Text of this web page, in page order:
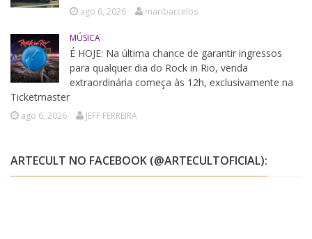
ago 6, 2026 maribarcelos
MÚSICA
É HOJE: Na última chance de garantir ingressos
para qualquer dia do Rock in Rio, venda
extraordinária começa às 12h, exclusivamente na
Ticketmaster
ago 6, 2026 JEFF FERREIRA
ARTECULT NO FACEBOOK (@ARTECULTOFICIAL):